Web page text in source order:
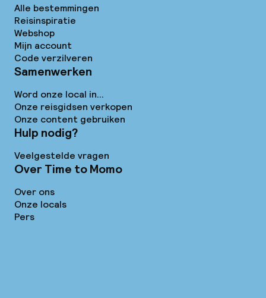
Alle bestemmingen
Reisinspiratie
Webshop
Mijn account
Code verzilveren
Samenwerken
Word onze local in...
Onze reisgidsen verkopen
Onze content gebruiken
Hulp nodig?
Veelgestelde vragen
Over Time to Momo
Over ons
Onze locals
Pers